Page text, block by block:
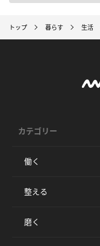
トップ 暮らす 生活
カテゴリー
働く
整える
磨く